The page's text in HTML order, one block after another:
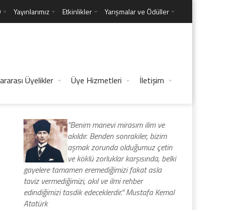
Yayınlarımız Etkinlikler Yarışmalar ve Ödüller
Üyelikler Üye Hizmetleri İletişim
“Benim manevi mirasım ilim ve
akıldır. Benden sonrakiler, bizim
aşmak zorunda olduğumuz çetin
ve köklü zorluklar karşısında, belki
gayelere tamamen eremediğimizi fakat asla
taviz vermediğimizi, akıl ve ilmi rehber
edindiğimizi tasdik edeceklerdir.” Mustafa Kemal
Atatürk